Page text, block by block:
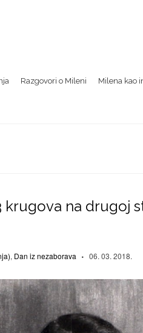
Razgovori o Mileni Milena kao
krugova na drugoj
, Dan iz nezaborava 06. 03. 2018.